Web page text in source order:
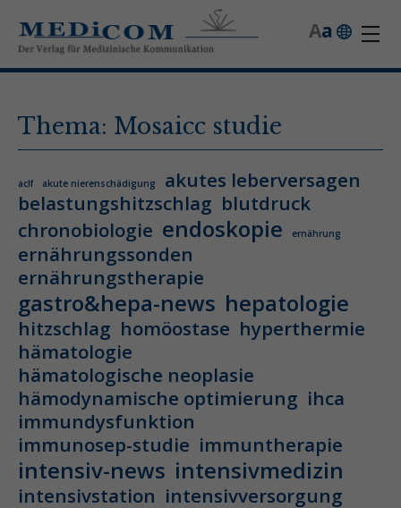
a
A
Thema: Mosaicc studie
aclf akute nierenschädigung
akutes leberversagen
belastungshitzschlag blutdruck
chronobiologie endoskopie ernährung
ernährungssonden
ernährungstherapie
gastro&hepa-news hepatologie
hitzschlag homöostase hyperthermie
hämatologie
hämatologische neoplasie
hämodynamische optimierung ihca
immundysfunktion
immunosep-studie immuntherapie
intensiv-news intensivmedizin
intensivstation intensivversorgung